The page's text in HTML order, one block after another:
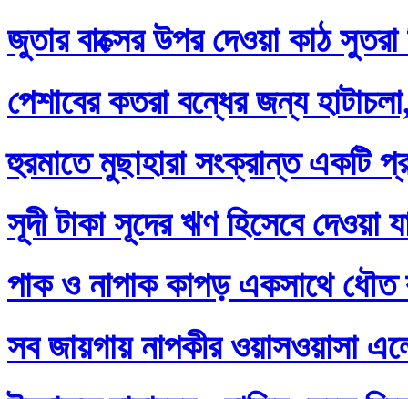
জুতার বাক্সের উপর দেওয়া কাঠ সুতরা
পেশাবের কতরা বন্ধের জন্য
হুরমাতে মুছাহারা সংক্রান্ত একটি
সূদী টাকা সূদের ঋণ হিসেবে দেওয়া
পাক ও নাপাক কাপড় একসাথে ধৌত
সব জায়গায় নাপকীর ওয়াসওয়াসা